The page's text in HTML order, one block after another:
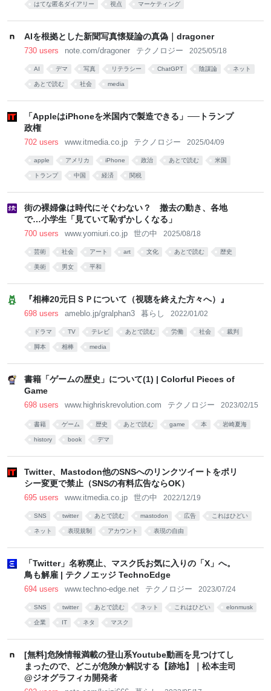
はてな匿名ダイアリー 視点 マーケティング
AIを根拠とした新聞写真懐疑論の真偽｜dragoner
730 users note.com/dragoner テクノロジー 2025/05/18
AI デマ 写真 リテラシー ChatGPT 陰謀論 ネット
あとで読む 社会 media
「AppleはiPhoneを米国内で製造できる」──トランプ
政権
702 users www.itmedia.co.jp テクノロジー 2025/04/09
apple アメリカ iPhone 政治 あとで読む 米国
トランプ 中国 経済 関税
街の裸婦像は時代にそぐわない？ 撤去の動き、各地
で…小学生「見ていて恥ずかしくなる」
700 users www.yomiuri.co.jp 世の中 2025/08/18
芸術 社会 アート art 文化 あとで読む 歴史
美術 男女 平和
『相棒20元日ＳＰについて（視聴を終えた方々へ）』
698 users ameblo.jp/gralphan3 暮らし 2022/01/02
ドラマ TV テレビ あとで読む 労働 社会 裁判
脚本 相棒 media
書籍「ゲームの歴史」について(1) | Colorful Pieces of
Game
698 users www.highriskrevolution.com テクノロジー 2023/02/15
書籍 ゲーム 歴史 あとで読む game 本 岩崎夏海
history book デマ
Twitter、Mastodon他のSNSへのリンクツイートをポリ
シー変更で禁止（SNSの有料広告ならOK）
695 users www.itmedia.co.jp 世の中 2022/12/19
SNS twitter あとで読む mastodon 広告 これはひどい
ネット 表現規制 アカウント 表現の自由
「Twitter」名称廃止、マスク氏お気に入りの「X」へ。
鳥も解雇 | テクノエッジ TechnoEdge
694 users www.techno-edge.net テクノロジー 2023/07/24
SNS twitter あとで読む ネット これはひどい elonmusk
企業 IT ネタ マスク
[無料]危険情報満載の登山系Youtube動画を見つけてし
まったので、どこが危険か解説する【跡地】｜松本圭司
@ジオグラフィカ開発者